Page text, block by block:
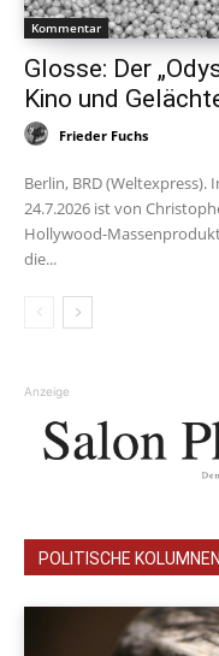
Kommentar
Glosse: Der
Kino und
Frieder Fuchs
Berlin, BRD
24.7.2026 ist von
Hollywood-
die...
Anzeige
POLITISCHE KOLUMNEN